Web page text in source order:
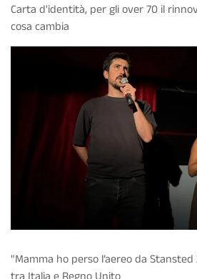
Carta d'identità, per gli over 70 il
cosa cambia
"Mamma ho perso l’aereo da Stansted